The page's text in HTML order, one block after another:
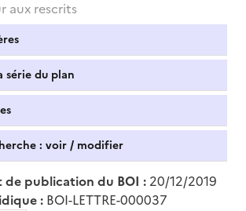
aux rescrits
série du plan
: voir / modifier
publication du BOI : 20/12/2019
: BOI-LETTRE-000037